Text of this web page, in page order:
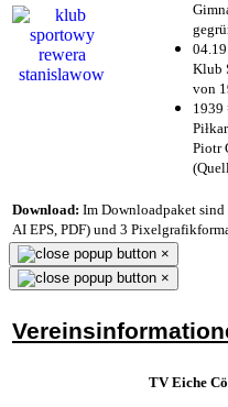
Klub
von
1939
Piotr
Download: Im Downloadpaket
AI EPS, PDF) und 3
×
×
TV Eiche